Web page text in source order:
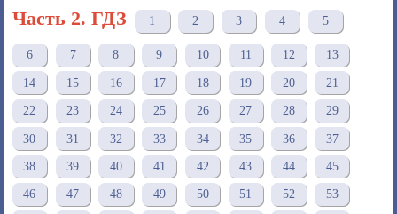
Часть 2. ГДЗ 1 2 3 4 5
6 7 8 9 10 11 12 13
14 15 16 17 18 19 20 21
22 23 24 25 26 27 28 29
30 31 32 33 34 35 36 37
38 39 40 41 42 43 44 45
46 47 48 49 50 51 52 53